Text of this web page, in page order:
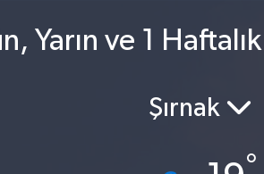
Yarın ve 1
Şırnak
°